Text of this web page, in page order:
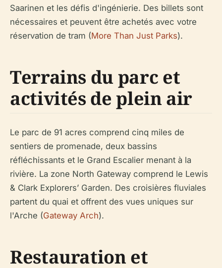
Saarinen et les défis d'ingénierie. Des billets sont
nécessaires et peuvent être achetés avec votre
réservation de tram (More Than Just Parks).
Terrains du parc et
activités de plein air
Le parc de 91 acres comprend cinq miles de
sentiers de promenade, deux bassins
réfléchissants et le Grand Escalier menant à la
rivière. La zone North Gateway comprend le Lewis
& Clark Explorers’ Garden. Des croisières fluviales
partent du quai et offrent des vues uniques sur
l'Arche (Gateway Arch).
Restauration et